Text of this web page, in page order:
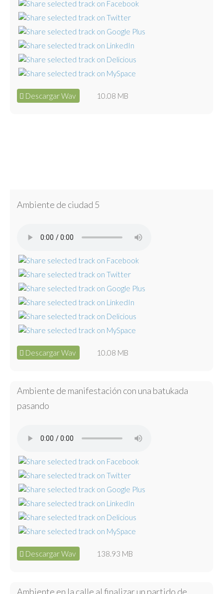
Descargar Wav 10.08 MB
Ambiente de ciudad 5
Descargar Wav 10.08 MB
Ambiente de manifestación con una batukada
pasando
Descargar Wav 138.93 MB
Ambiente en la calle al finalizar un partido de